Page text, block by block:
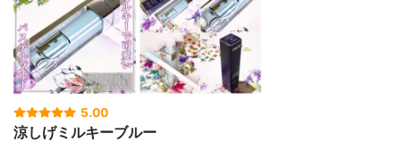
5.00
涼しげミルキーブルー